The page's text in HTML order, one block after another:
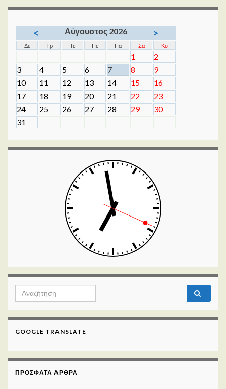
< Αύγουστος 2026 >
Δε Τρ Τε Πε Πα Σα Κυ
1
2
3
4 5 6 7 8
9
10
11 12 13 14 15
16
17
18 19 20 21 22
23
24
25 26 27 28 29
30
31
Search for:
GOOGLE TRANSLATE
ΠΡΌΣΦΑΤΑ ΆΡΘΡΑ